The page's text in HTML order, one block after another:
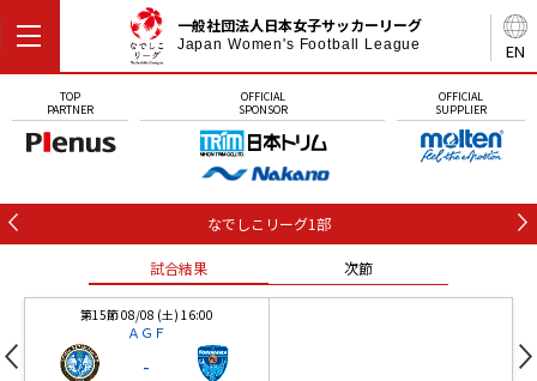
EN
一般社団法人日本女子サッカーリーグ
Japan Women's Football League
TOP
PARTNER
OFFICIAL
SPONSOR
OFFICIAL
SUPPLIER
なでしこリーグ1部
試合結果 次節
第15節 08/08 (土) 16:00
ＡＧＦ
-